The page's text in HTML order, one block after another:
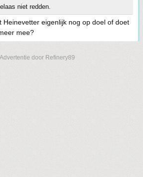
niet redden.
Heinevetter eigenlijk nog op doel of doet
mee?
door Refinery89